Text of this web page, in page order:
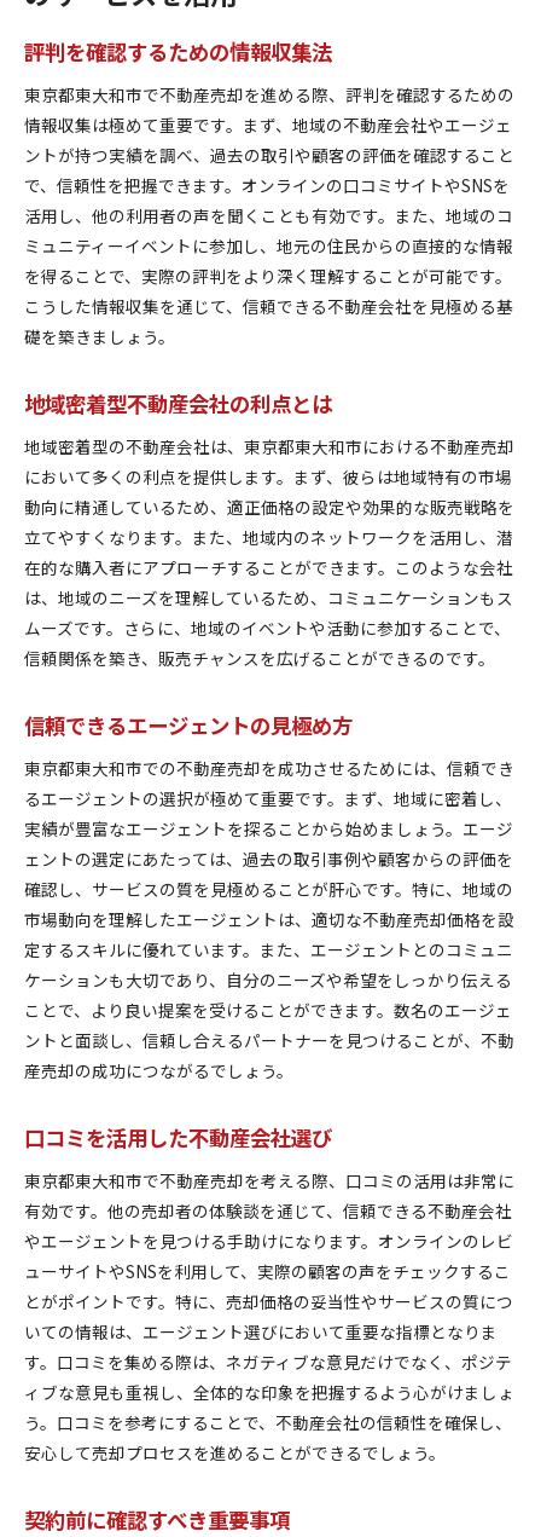
評判を確認するための情報収集法
東京都東大和市で不動産売却を進める際、評判を確認するための
情報収集は極めて重要です。まず、地域の不動産会社やエージェ
ントが持つ実績を調べ、過去の取引や顧客の評価を確認すること
で、信頼性を把握できます。オンラインの口コミサイトやSNSを
活用し、他の利用者の声を聞くことも有効です。また、地域のコ
ミュニティーイベントに参加し、地元の住民からの直接的な情報
を得ることで、実際の評判をより深く理解することが可能です。
こうした情報収集を通じて、信頼できる不動産会社を見極める基
礎を築きましょう。
地域密着型不動産会社の利点とは
地域密着型の不動産会社は、東京都東大和市における不動産売却
において多くの利点を提供します。まず、彼らは地域特有の市場
動向に精通しているため、適正価格の設定や効果的な販売戦略を
立てやすくなります。また、地域内のネットワークを活用し、潜
在的な購入者にアプローチすることができます。このような会社
は、地域のニーズを理解しているため、コミュニケーションもス
ムーズです。さらに、地域のイベントや活動に参加することで、
信頼関係を築き、販売チャンスを広げることができるのです。
信頼できるエージェントの見極め方
東京都東大和市での不動産売却を成功させるためには、信頼でき
るエージェントの選択が極めて重要です。まず、地域に密着し、
実績が豊富なエージェントを探ることから始めましょう。エージ
ェントの選定にあたっては、過去の取引事例や顧客からの評価を
確認し、サービスの質を見極めることが肝心です。特に、地域の
市場動向を理解したエージェントは、適切な不動産売却価格を設
定するスキルに優れています。また、エージェントとのコミュニ
ケーションも大切であり、自分のニーズや希望をしっかり伝える
ことで、より良い提案を受けることができます。数名のエージェ
ントと面談し、信頼し合えるパートナーを見つけることが、不動
産売却の成功につながるでしょう。
口コミを活用した不動産会社選び
東京都東大和市で不動産売却を考える際、口コミの活用は非常に
有効です。他の売却者の体験談を通じて、信頼できる不動産会社
やエージェントを見つける手助けになります。オンラインのレビ
ューサイトやSNSを利用して、実際の顧客の声をチェックするこ
とがポイントです。特に、売却価格の妥当性やサービスの質につ
いての情報は、エージェント選びにおいて重要な指標となりま
す。口コミを集める際は、ネガティブな意見だけでなく、ポジテ
ィブな意見も重視し、全体的な印象を把握するよう心がけましょ
う。口コミを参考にすることで、不動産会社の信頼性を確保し、
安心して売却プロセスを進めることができるでしょう。
契約前に確認すべき重要事項